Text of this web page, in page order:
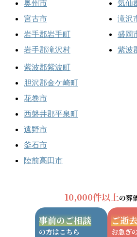
奥州市
宮古市
岩手郡岩手町
岩手郡滝沢村
気仙
滝沢
盛岡
紫波
紫波郡紫波町
胆沢郡金ケ崎町
花巻市
西磐井郡平泉町
遠野市
釜石市
陸前高田市
10,000件以上の葬
事前のご相談
の方はこちら
ご逝
お急ぎ